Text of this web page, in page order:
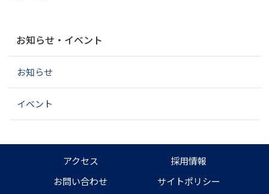
ゲ
シ
ン
お知らせ・イベント
お知らせ
イベント
アクセス
採用情報
お問い合わせ
サイトポリシー